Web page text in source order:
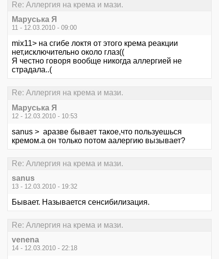
Re: Аллергия на крема и мази.
Маруська Я
11 - 12.03.2010 - 09:00
mix11> на сгибе локтя от этого крема реакции
нет,исключительно около глаз((
Я честно говоря вообще никогда аллергией не
страдала..(
Re: Аллергия на крема и мази.
Маруська Я
12 - 12.03.2010 - 10:53
sanus > аразве бывает такое,что пользуешься
кремом.а он только потом аалергию вызывает?
Re: Аллергия на крема и мази.
sanus
13 - 12.03.2010 - 19:32
Бывает. Называется сенсибилизация.
Re: Аллергия на крема и мази.
venena
14 - 12.03.2010 - 22:18